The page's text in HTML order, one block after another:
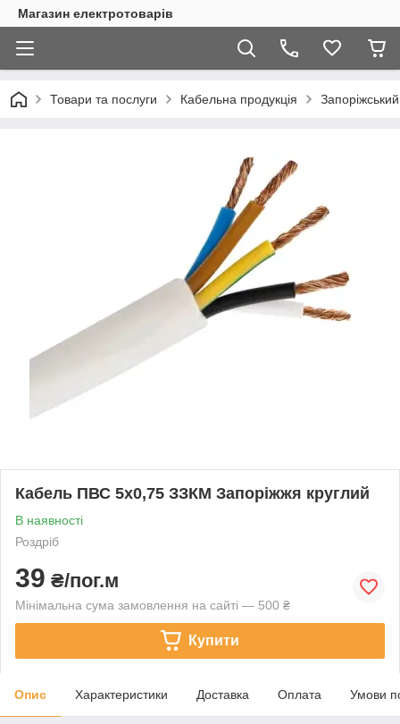
Магазин електротоварів
Товари та послуги Кабельна продукція
Кабель ПВС 5х0,75 ЗЗКМ Запоріжжя круглий
В наявності
Роздріб
39 ₴/пог.м
Мінімальна сума замовлення на сайті — 500 ₴
Купити
Опис Характеристики Доставка Оплата Умови